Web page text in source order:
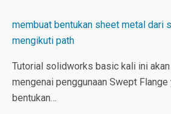
membuat bentukan sheet metal dari
mengikuti path
Tutorial solidworks basic kali ini
mengenai penggunaan Swept Flange
bentukan…